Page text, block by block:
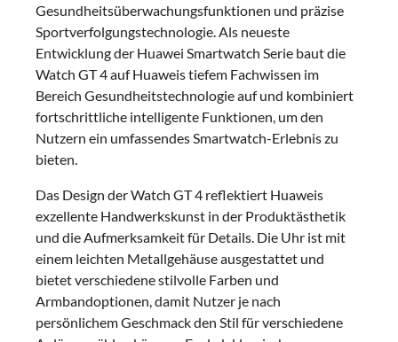
Gesundheitsüberwachungsfunktionen und präzise
Sportverfolgungstechnologie. Als neueste
Entwicklung der Huawei Smartwatch Serie baut die
Watch GT 4 auf Huaweis tiefem Fachwissen im
Bereich Gesundheitstechnologie auf und kombiniert
fortschrittliche intelligente Funktionen, um den
Nutzern ein umfassendes Smartwatch-Erlebnis zu
bieten.
Das Design der Watch GT 4 reflektiert Huaweis
exzellente Handwerkskunst in der Produktästhetik
und die Aufmerksamkeit für Details. Die Uhr ist mit
einem leichten Metallgehäuse ausgestattet und
bietet verschiedene stilvolle Farben und
Armbandoptionen, damit Nutzer je nach
persönlichem Geschmack den Stil für verschiedene